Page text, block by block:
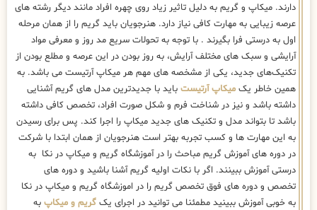
دارند. میکاپ و گریم به دلیل تاثیر زیاد روی چهره افراد مانند دیگر رشته های
عرصه زیبایی به مهارت کافی نیاز دارد. هنرجویان باید گریم را از همان مرحله
اول به درستی فرا بگیرند . با توجه به تحولات سریع مد روز و معرفی مواد
آرایشی و سبک های مختلف آرایش، به روز بودن در این عرصه و مطلع بودن از
تکنیک‌های جدید، یکی از مشخصه های مهم هر میکاپ آرتیست می باشد. به
همین خاطر یک میکاپ آرتیست باید با جدیدترین مدل های گریم آشنایی
داشته باشد و نیز در شناخت فرم و شکل صورت افراد، تخصص کافی داشته
باشد تا بتواند مدل و تکنیک های جدید میکاپ را اجرا کند. پس برای رسیدن
به این مهارت ها و کسب تجربه بهتر است هنرجویان از همان ابتدا با شرکت
در دوره های آموزش گریم مباحث را در آموزشگاه گریم و میکاپ در نکا به
درستی آموزش ببینند. اگر با نکات اولیه گریم آشنا باشید و دوره های
تخصص و دوره های فوق تخصص گریم را در اموزشگاه گریم و میکاپ در نکا
به خوبی آموزش ببینید مطمئنا می توانید در اجرای یک گریم و میکاپ به